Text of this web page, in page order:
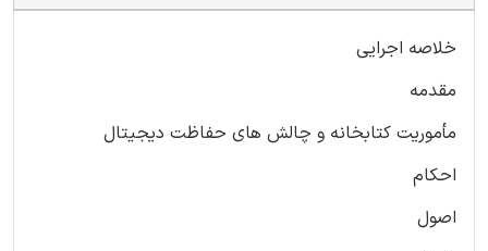
خلاصه اجرایی
مقدمه
مأموریت کتابخانه و چالش های حفاظت دیجیتال
احکام
اصول